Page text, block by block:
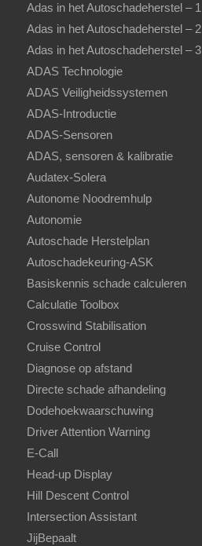
Adas in het Autoschadeherstel – 1
Adas in het Autoschadeherstel – 2
Adas in het Autoschadeherstel – 3
ADAS Technologie
ADAS Veiligheidssystemen
ADAS-Introductie
ADAS-Sensoren
ADAS, sensoren & kalibratie
Audatex-Solera
Autonome Noodremhulp
Autonomie
Autoschade Herstelplan
Autoschadekeuring-ASK
Basiskennis schade calculeren
Calculatie Toolbox
Crosswind Stabilisation
Cruise Control
Diagnose op afstand
Directe schade afhandeling
Dodehoekwaarschuwing
Driver Attention Warning
E-Call
Head-up Display
Hill Descent Control
Intersection Assistant
JijBepaalt